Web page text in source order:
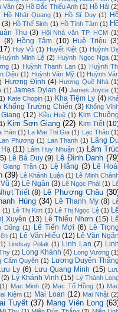
Vân (2) Hồ Đắc Thiếu Anh (1) Hồ Hải
Hồ Nhật Quang (1) Hồ Sĩ Duy (1)
(3) Hồ Thế Sinh (1) Hồ Tĩnh Tâm (1)
Thu (3) Hội Nhà văn TP. HCM
(8) Hồng Tâm (10) Huệ Triệu
Huy Vũ (1) Huyết Kiệt (1) Huỳnh
Huỳnh Minh Lệ (2) Huỳnh Ngọc Nga
(1) Huỳnh Thanh Lan (1)
Huỳnh
Diệu (1) Huỳnh Văn Mỹ (1) Huỳnh
Hương Đình (4) Hương Quê Nhà
(1) James Dylan (4) James Joyce
Kate Chopin (1) Kha Tiệm Ly (4)
Khổng Trường Chiến (3) Khổng
(12) Kiều Huệ (1) Kim
Kim Sơn Giang (22) Kim Tiết
Hán (1) La Mai Thi Gia (1) Lạc Thảo
Lan Phương (1) Lan Thanh (1) Lãng
Hạ (11) Lâm Huy Nhuận (1) Lâm
Lê Bá Duy (9) Lê Đình Danh
Giang Trần (1) Lệ Hằng (3) Lê
(39) Lê Khánh Luận (1) Lê Minh
(3) Lê Ngân (3) Lê Ngọc Phái (1)
Triết (8) Lê Phương Châu
Hùng (34) Lê Thanh My (8)
(1) Lê Thị Kim (1) Lê Thị Ngọc Lệ (1)
Xuyên (13) Lê Thiếu Nhơn (15)
Dũng (1) Lê Tiến Mợi (6) Lê
(1) Lê Văn Hiếu (12) Lê Văn
Lindsay Polak (1) Linh Lan (7)
(2) Long Khánh (4) Long Vương
Cẩm Quyên (1) Lương Duyên
Ly (6) Lưu Quang Minh (15)
(2) Lý Khánh Vinh (15) Lý Thành
(1) Mạc Minh (2) Mạc Tố Hồng (1)
Kiệm (1) Mai Loan (12) Mai Nhật
Tuyết (37) Mang Viên Long